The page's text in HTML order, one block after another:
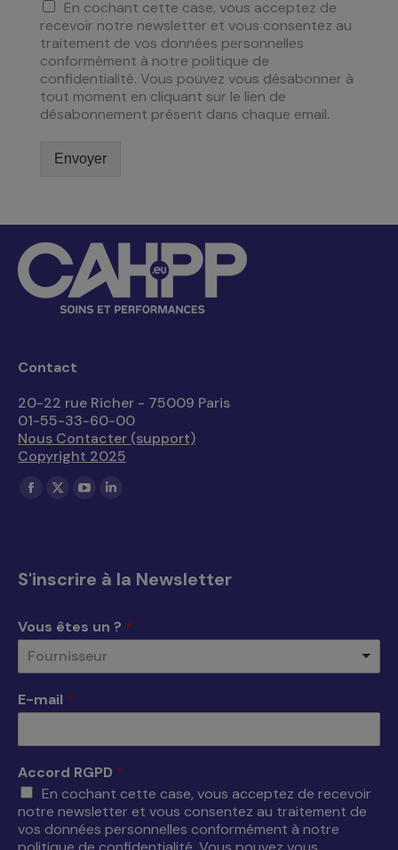
En cochant cette case, vous acceptez de
recevoir notre newsletter et vous consentez au
traitement de vos données personnelles
conformément à notre politique de
confidentialité. Vous pouvez vous désabonner à
tout moment en cliquant sur le lien de
désabonnement présent dans chaque email.
Envoyer
Contact
20-22 rue Richer - 75009 Paris
01-55-33-60-00
Nous Contacter (support)
Copyright 2025
Trouvez nous sur :
La
dans
nouvelle
fenêtre
La
dans
nouvelle
fenêtre
La
dans
nouvelle
fenêtre
La
dans
nouvelle
S'inscrire à la Newsletter
Vous êtes un ? *
Fournisseur
E-mail *
Accord RGPD *
En cochant cette case, vous acceptez de recevoir
notre newsletter et vous consentez au traitement de
vos données personnelles conformément à notre